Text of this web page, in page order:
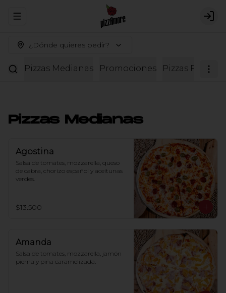
Abrir menu de navegación
¿Dónde quieres pedir?
Pizzas Medianas Promociones Pizzas
Pizzas Medianas
Agostina
Salsa de tomates, mozzarella, queso
de cabra, chorizo español y aceitunas
verdes.
$13.500
Amanda
Salsa de tomates, mozzarella, jamón
pierna y piña caramelizada.